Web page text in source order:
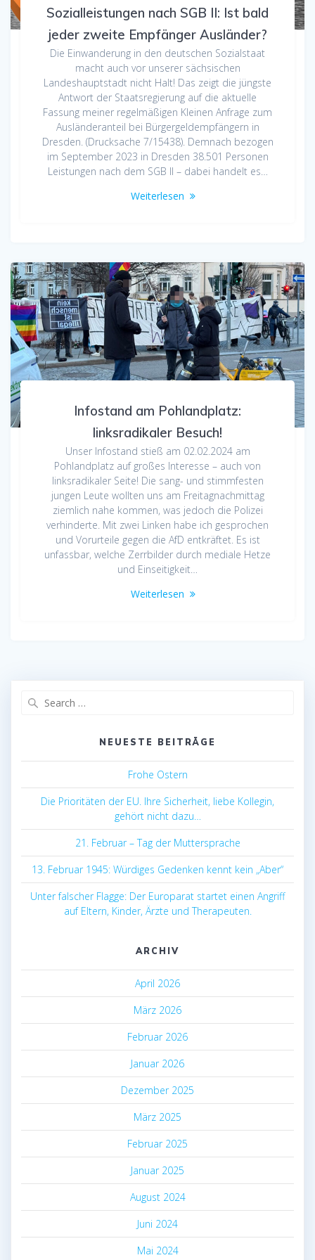
Sozialleistungen nach SGB II: Ist bald
jeder zweite Empfänger Ausländer?
Die Einwanderung in den deutschen Sozialstaat
macht auch vor unserer sächsischen
Landeshauptstadt nicht Halt! Das zeigt die jüngste
Antwort der Staatsregierung auf die aktuelle
Fassung meiner regelmäßigen Kleinen Anfrage zum
Ausländeranteil bei Bürgergeldempfängern in
Dresden. (Drucksache 7/15438). Demnach bezogen
im September 2023 in Dresden 38.501 Personen
Leistungen nach dem SGB II – dabei handelt es…
Weiterlesen
Infostand am Pohlandplatz:
linksradikaler Besuch!
Unser Infostand stieß am 02.02.2024 am
Pohlandplatz auf großes Interesse – auch von
linksradikaler Seite! Die sang- und stimmfesten
jungen Leute wollten uns am Freitagnachmittag
ziemlich nahe kommen, was jedoch die Polizei
verhinderte. Mit zwei Linken habe ich gesprochen
und Vorurteile gegen die AfD entkräftet. Es ist
unfassbar, welche Zerrbilder durch mediale Hetze
und Einseitigkeit…
Weiterlesen
NEUESTE BEITRÄGE
Frohe Ostern
Die Prioritäten der EU. Ihre Sicherheit, liebe Kollegin,
gehört nicht dazu…
21. Februar – Tag der Muttersprache
13. Februar 1945: Würdiges Gedenken kennt kein „Aber“
Unter falscher Flagge: Der Europarat startet einen Angriff
auf Eltern, Kinder, Ärzte und Therapeuten.
ARCHIV
April 2026
März 2026
Februar 2026
Januar 2026
Dezember 2025
März 2025
Februar 2025
Januar 2025
August 2024
Juni 2024
Mai 2024